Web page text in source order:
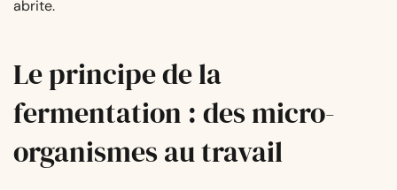
abrite.
Le principe de la
fermentation : des micro-
organismes au travail